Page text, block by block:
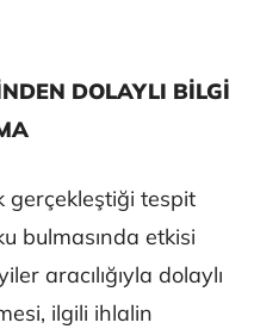
DOLAYLI BİLGİ
gerçekleştiği tespit
bulmasında etkisi
aracılığıyla dolaylı
ilgili ihlalin